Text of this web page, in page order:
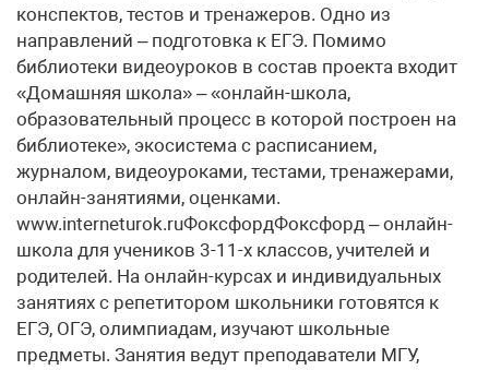
конспектов, тестов и тренажеров. Одно из
направлений – подготовка к ЕГЭ. Помимо
библиотеки видеоуроков в состав проекта входит
«Домашняя школа» – «онлайн-школа,
образовательный процесс в которой построен на
библиотеке», экосистема с расписанием,
журналом, видеоуроками, тестами, тренажерами,
онлайн-занятиями, оценками.
www.interneturok.ruФоксфордФоксфорд – онлайн-
школа для учеников 3-11-х классов, учителей и
родителей. На онлайн-курсах и индивидуальных
занятиях с репетитором школьники готовятся к
ЕГЭ, ОГЭ, олимпиадам, изучают школьные
предметы. Занятия ведут преподаватели МГУ,